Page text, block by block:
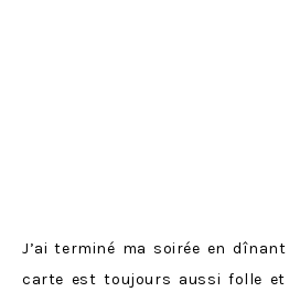
J’ai terminé ma soirée en dînant
carte est toujours aussi folle et